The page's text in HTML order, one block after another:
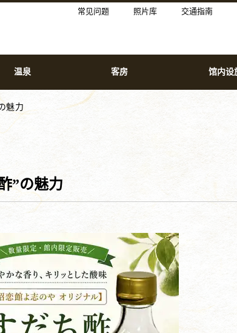
常见问题 照片库 交通指南
温泉 客房 馆内设
魅力
”の魅力